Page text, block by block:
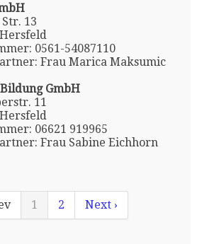
13
0561-54087110
Frau Marica Maksumic
GmbH
11
06621 919965
Frau Sabine Eichhorn
1 2 Next ›